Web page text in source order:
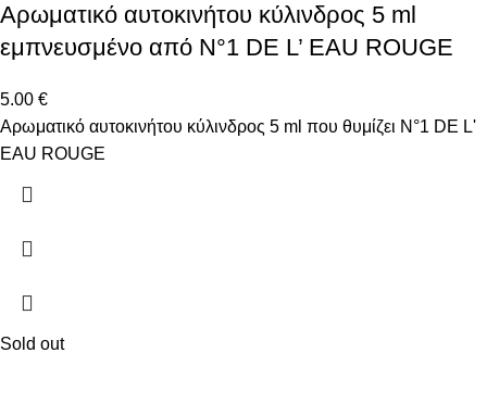
Αρωματικό αυτοκινήτου κύλινδρος 5 ml
εμπνευσμένο από N°1 DE L’ EAU ROUGE
5.00 €
Αρωματικό αυτοκινήτου κύλινδρος 5 ml που θυμίζει N°1 DE L'
EAU ROUGE
Sold out